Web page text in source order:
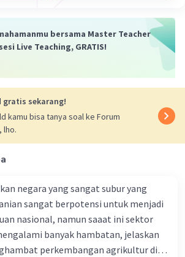
bersama Master Teacher
Live Teaching, GRATIS!
gratis sekarang!
kamu bisa tanya soal ke Forum
lho.
negara yang sangat subur yang
sangat berpotensi untuk menjadi
nasional, namun saaat ini sektor
banyak hambatan, jelaskan
perkembangan agrikultur di